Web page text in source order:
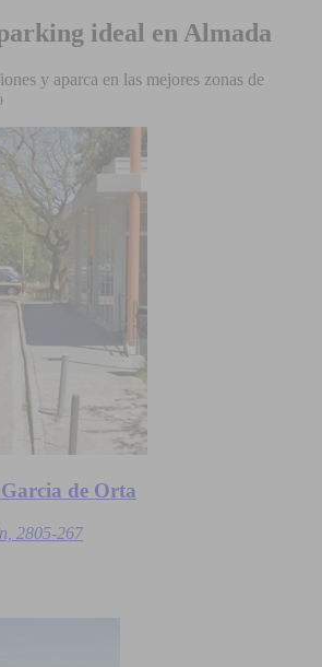
ideal en Almada
y aparca en las mejores zonas de
de Orta
2805-267